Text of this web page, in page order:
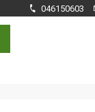
046150603